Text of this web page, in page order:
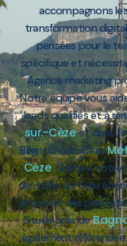
accompagnons
transformation
pensées pour le
spécifique et
Agence marketing
Notre équipe vous
leads qualifiés et à
sur-Cèzeet dans
Bagnols-sur-Cèze
Cèze. Grâce à notre
des défis du tissu
proposer des
Située près de
également